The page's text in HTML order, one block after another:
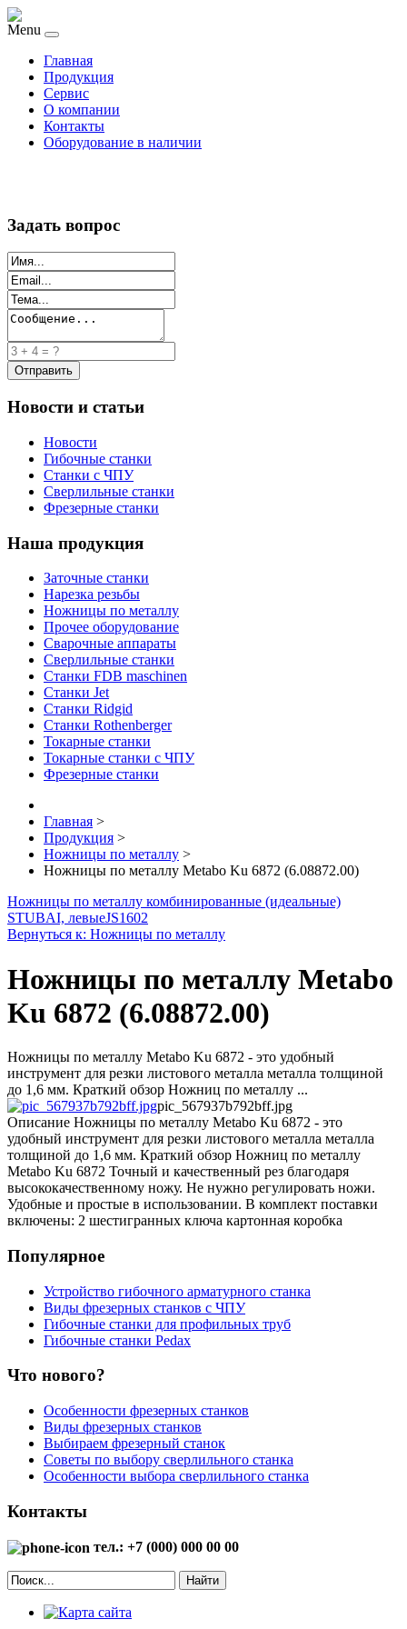
Menu
Главная
Продукция
Сервис
О компании
Контакты
Оборудование в наличии
Задать вопрос
Новости и статьи
Новости
Гибочные станки
Станки с ЧПУ
Сверлильные станки
Фрезерные станки
Наша продукция
Заточные станки
Нарезка резьбы
Ножницы по металлу
Прочее оборудование
Сварочные аппараты
Сверлильные станки
Станки FDB maschinen
Станки Jet
Станки Ridgid
Станки Rothenberger
Токарные станки
Токарные станки с ЧПУ
Фрезерные станки
Главная >
Продукция >
Ножницы по металлу >
Ножницы по металлу Metabo Ku 6872 (6.08872.00)
Ножницы по металлу комбинированные (идеальные)
STUBAI, левыеJS1602
Вернуться к: Ножницы по металлу
Ножницы по металлу Metabo
Ku 6872 (6.08872.00)
Ножницы по металлу Metabo Ku 6872 - это удобный
инструмент для резки листового металла металла толщиной
до 1,6 мм. Краткий обзор Ножниц по металлу ...
pic_567937b792bff.jpg
Описание Ножницы по металлу Metabo Ku 6872 - это
удобный инструмент для резки листового металла металла
толщиной до 1,6 мм. Краткий обзор Ножниц по металлу
Metabo Ku 6872 Точный и качественный рез благодаря
высококачественному ножу. Не нужно регулировать ножи.
Удобные и простые в использовании. В комплект поставки
включены: 2 шестигранных ключа картонная коробка
Популярное
Устройство гибочного арматурного станка
Виды фрезерных станков с ЧПУ
Гибочные станки для профильных труб
Гибочные станки Pedax
Что нового?
Особенности фрезерных станков
Виды фрезерных станков
Выбираем фрезерный станок
Советы по выбору сверлильного станка
Особенности выбора сверлильного станка
Контакты
тел.: +7 (000) 000 00 00
Найти